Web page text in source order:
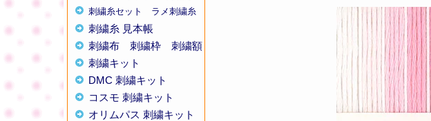
刺繍糸セット ラメ刺繍糸
刺繍糸 見本帳
刺繍布
刺繍枠
刺繍額
刺繍キット
DMC 刺繍キット
コスモ 刺繍キット
オリムパス 刺繍キット